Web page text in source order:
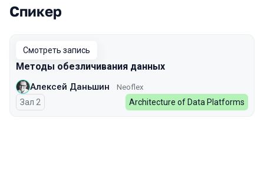
Выступления в сезоне 2023
Спикер
Смотреть запись
Методы обезличивания данных
Алексей Даньшин Neoflex
Зал 2 Architecture of Data Platforms